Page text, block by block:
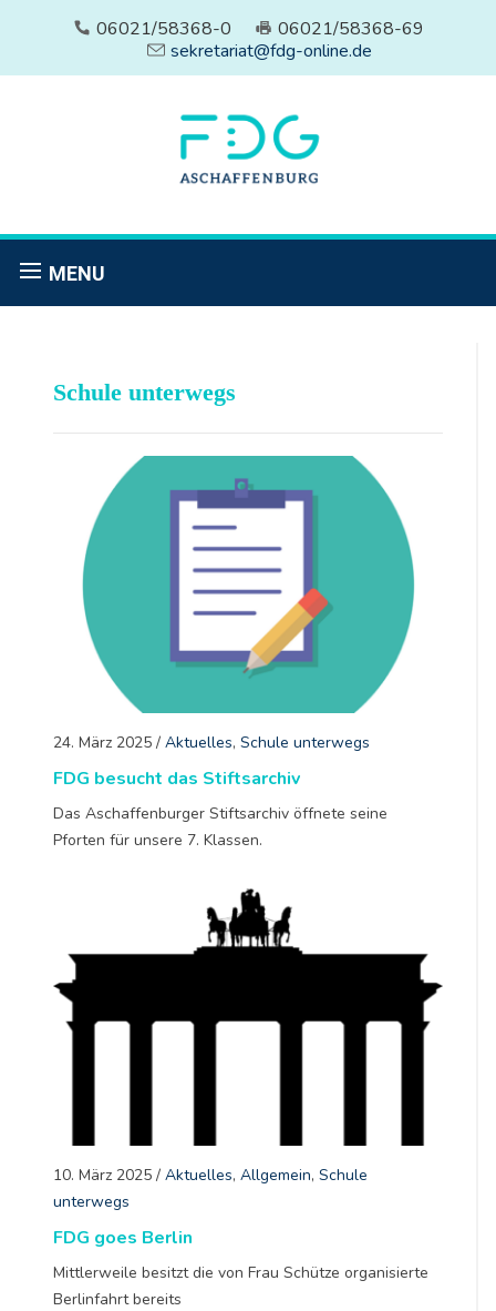
06021/58368-0
06021/58368-69
sekretariat@fdg-online.de
MENU
Schule unterwegs
24. März 2025/ Aktuelles, Schule unterwegs
FDG besucht das Stiftsarchiv
Das Aschaffenburger Stiftsarchiv öffnete seine
Pforten für unsere 7. Klassen.
10. März 2025/ Aktuelles, Allgemein, Schule
unterwegs
FDG goes Berlin
Mittlerweile besitzt die von Frau Schütze organisierte
Berlinfahrt bereits